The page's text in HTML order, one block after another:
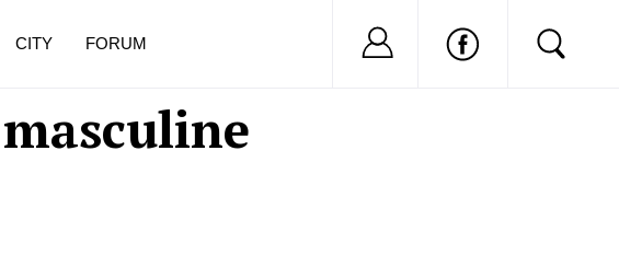
CITY FORUM Nu ai cont?
vârstă